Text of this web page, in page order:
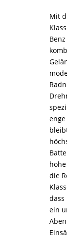
Mit
die
dass
ein